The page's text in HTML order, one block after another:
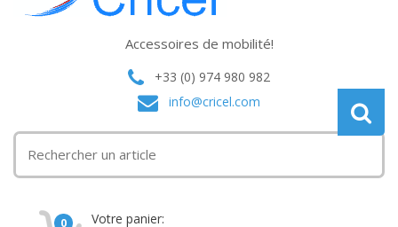
Accessoires de mobilité!
+33 (0) 974 980 982
info@cricel.com
0 Votre panier: